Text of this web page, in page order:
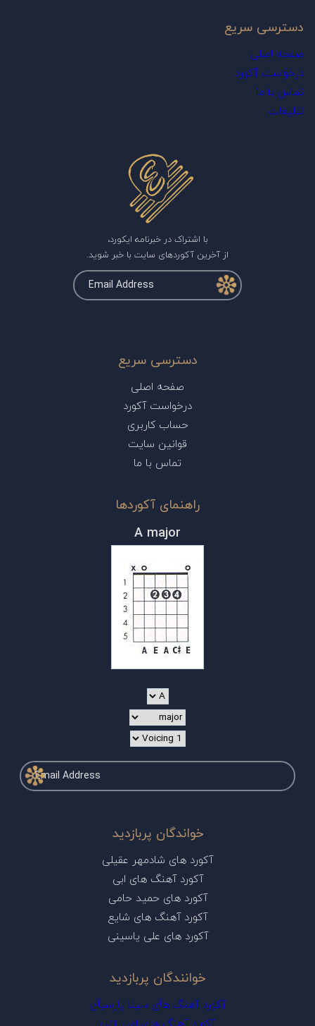
دسترسی سریع
صفحه اصلی
درخواست آکورد
تماس با ما
تبلیغات
با اشتراک در خبرنامه ایکورد،
از آخرین آکوردهای سایت با خبر شوید.
دسترسی سریع
صفحه اصلی
درخواست آکورد
حساب کاربری
قوانین سایت
تماس با ما
راهنمای آکوردها
A major
خواندگان پربازدید
آکورد های شادمهر عقیلی
آکورد آهنگ های ابی
آکورد های حمید حامی
آکورد آهنگ های شایع
آکورد های علی یاسینی
خوانندگان پربازدید
آکورد آهنگ های سینا پارسیان